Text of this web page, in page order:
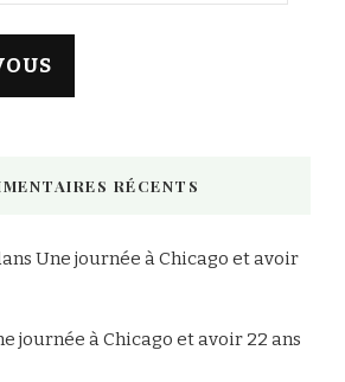
RÉCENTS
Une journée à Chicago et avoir
journée à Chicago et avoir 22 ans